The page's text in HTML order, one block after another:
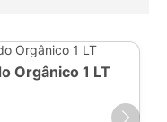
Orgânico 1 LT